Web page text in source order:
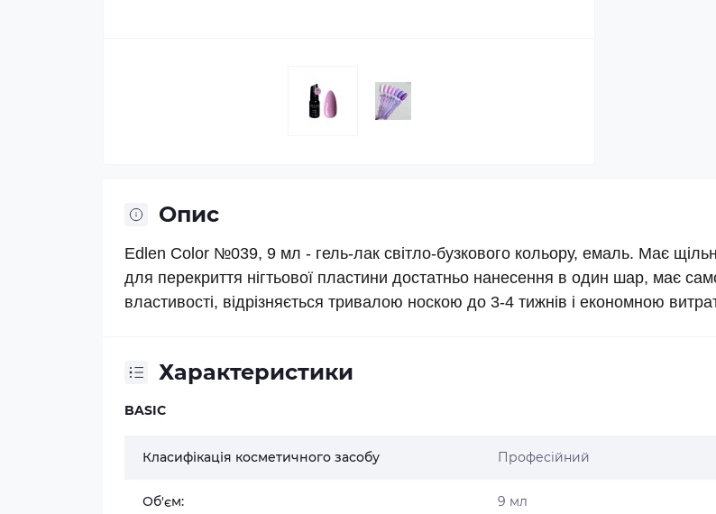
Опис
Edlen Color №039, 9 мл - гель-лак світло-бузкового кольору, емаль. Має
для перекриття нігтьової пластини достатньо нанесення в один шар, має
властивості, відрізняється тривалою носкою до 3-4 тижнів і економною
Характеристики
BASIC
Класифікація косметичного засобу Професійний
Об'єм: 9 мл